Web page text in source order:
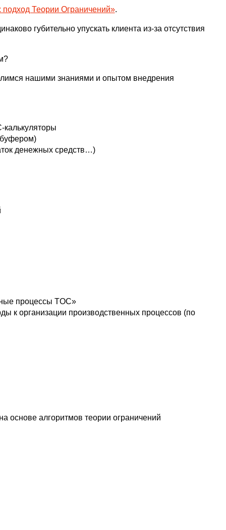
Теории Ограничений».
губительно упускать клиента из-за отсутствия
нашими знаниями и опытом внедрения
калькуляторы
денежных средств…)
процессы TOC»
к организации производственных процессов (по
основе алгоритмов теории ограничений